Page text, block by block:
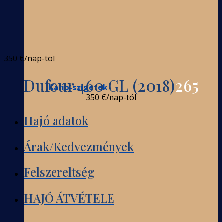
Karib-szigetek
350 €/nap-tól
Dufour 460 GL (2018)265
350 €/nap-tól
Hajó adatok
Árak/Kedvezmények
Felszereltség
HAJÓ ÁTVÉTELE